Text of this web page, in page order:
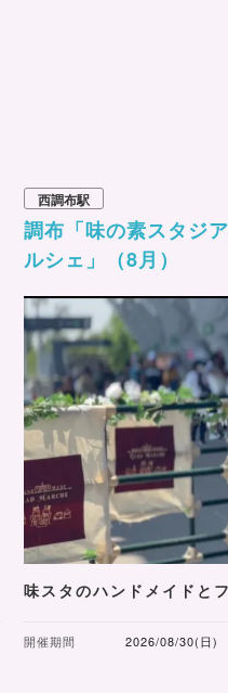
西調布駅
調布「味の素スタジ
ルシェ」（8月）
味スタのハンドメイドと
開催期間 2026/08/30(日)